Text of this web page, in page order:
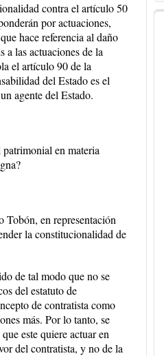
contra el artículo 50
por actuaciones,
hace referencia al daño
a las actuaciones de la
el artículo 90 de la
del Estado es el
agente del Estado.
en materia
Tobón, en representación
la constitucionalidad de
de tal modo que no se
del estatuto de
de contratista como
más. Por lo tanto, se
este quiere actuar en
del contratista, y no de la